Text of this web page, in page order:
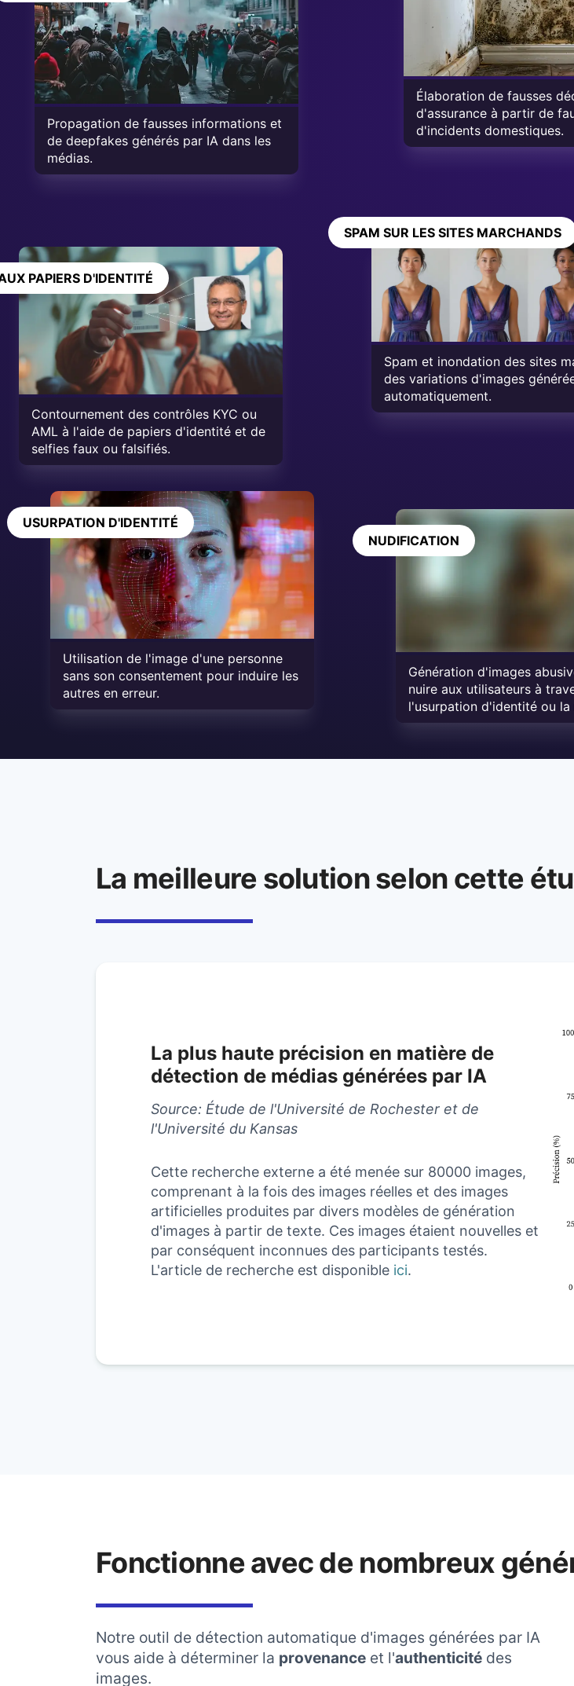
Propagation de fausses informations et
de deepfakes générés par IA dans les
médias.
Élaboration de fausses
d'assurance à partir de
d'incidents domestiques.
PAPIERS D'IDENTITÉ
Contournement des contrôles KYC ou
AML à l'aide de papiers d'identité et de
selfies faux ou falsifiés.
SPAM SUR LES SITES MARCHANDS
Spam et inondation des sites
des variations d'images
automatiquement.
USURPATION D'IDENTITÉ
Utilisation de l'image d'une personne
sans son consentement pour induire les
autres en erreur.
NUDIFICATION
Génération d'images
nuire aux utilisateurs à
l'usurpation d'identité ou la
La meilleure solution selon cette
La plus haute précision en matière de
détection de médias générées par IA
Source: Étude de l'Université de Rochester et de
l'Université du Kansas
Cette recherche externe a été menée sur 80000 images,
comprenant à la fois des images réelles et des images
artificielles produites par divers modèles de génération
d'images à partir de texte. Ces images étaient nouvelles et
par conséquent inconnues des participants testés.
L'article de recherche est disponible ici.
Fonctionne avec de nombreux
Notre outil de détection automatique d'images générées par IA
vous aide à déterminer la provenance et l'authenticité des
images.